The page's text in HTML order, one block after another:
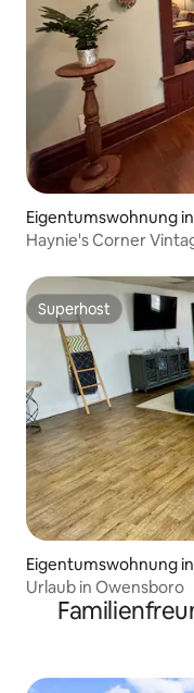
Eigentumswohnung
Haynie's Corner
Superhost
Superhost
Eigentumswohnung
Urlaub in Owensboro